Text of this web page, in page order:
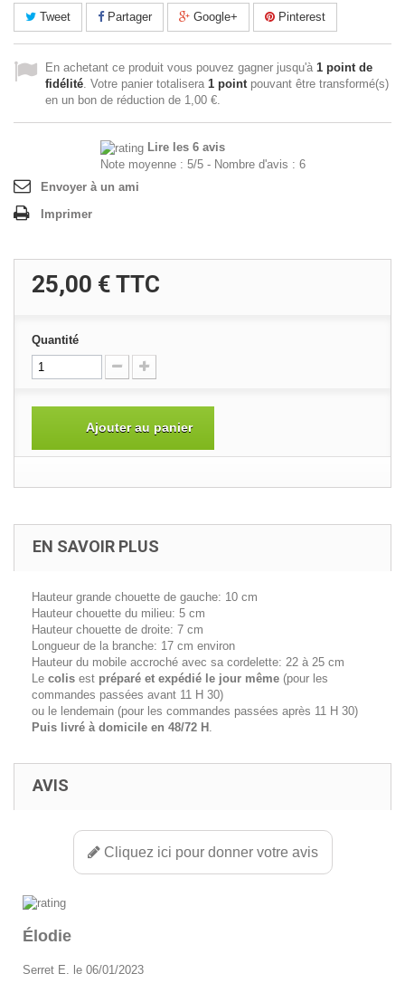
Tweet Partager Google+ Pinterest
En achetant ce produit vous pouvez gagner jusqu'à 1 point de
fidélité. Votre panier totalisera 1 pointpouvant être transformé(s)
en un bon de réduction de 1,00 €.
Lire les 6 avis
Note moyenne : 5/5- Nombre d'avis : 6
Envoyer à un ami
Imprimer
25,00 € TTC
Quantité
Ajouter au panier
EN SAVOIR PLUS
Hauteur grande chouette de gauche: 10 cm
Hauteur chouette du milieu: 5 cm
Hauteur chouette de droite: 7 cm
Longueur de la branche: 17 cm environ
Hauteur du mobile accroché avec sa cordelette: 22 à 25 cm
Le colis est préparé et expédié le jour même (pour les
commandes passées avant 11 H 30)
ou le lendemain (pour les commandes passées après 11 H 30)
Puis livré à domicile en 48/72 H .
AVIS
Cliquez ici pour donner votre avis
Élodie
Serret E. le 06/01/2023